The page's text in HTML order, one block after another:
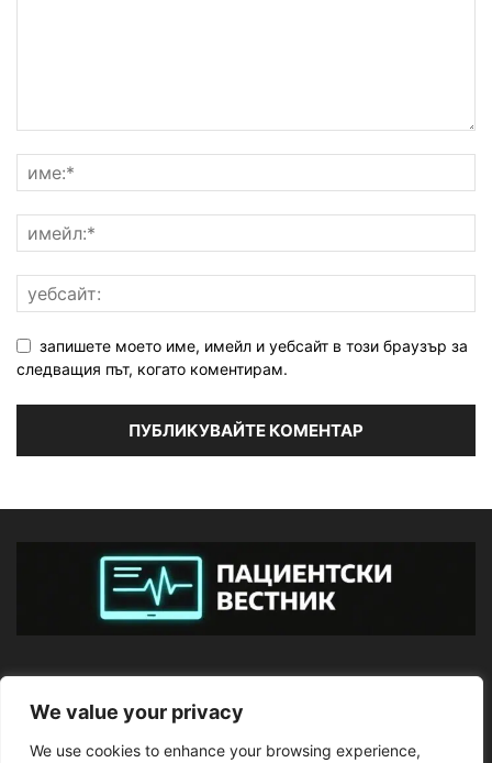
We value your privacy
We use cookies to enhance your browsing experience,
запишете моето име, имейл и уебсайт в този браузър за
следващия път, когато коментирам.